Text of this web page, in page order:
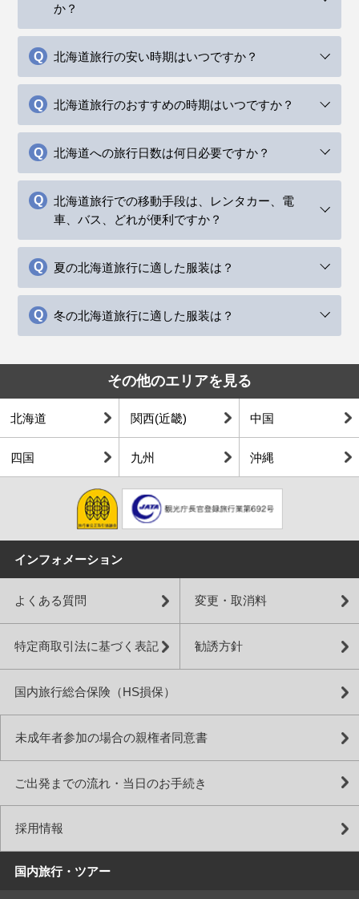
か？
北海道旅行の安い時期はいつですか？
北海道旅行のおすすめの時期はいつですか？
北海道への旅行日数は何日必要ですか？
北海道旅行での移動手段は、レンタカー、電
車、バス、どれが便利ですか？
夏の北海道旅行に適した服装は？
冬の北海道旅行に適した服装は？
その他のエリアを見る
北海道 関西(近畿) 中国
四国 九州 沖縄
インフォメーション
よくある質問 変更・取消料
特定商取引法に基づく表記 勧誘方針
国内旅行総合保険（HS損保）
未成年者参加の場合の親権者同意書
ご出発までの流れ・当日のお手続き
採用情報
国内旅行・ツアー